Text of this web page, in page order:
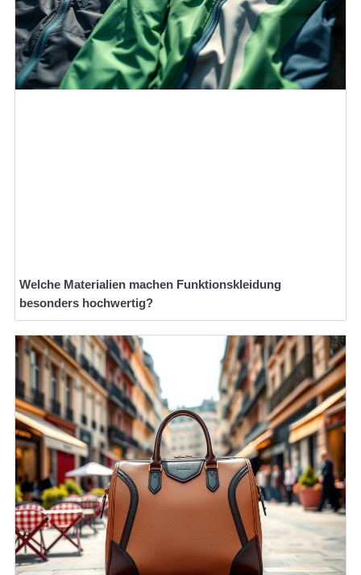
Welche Materialien machen Funktionskleidung
besonders hochwertig?